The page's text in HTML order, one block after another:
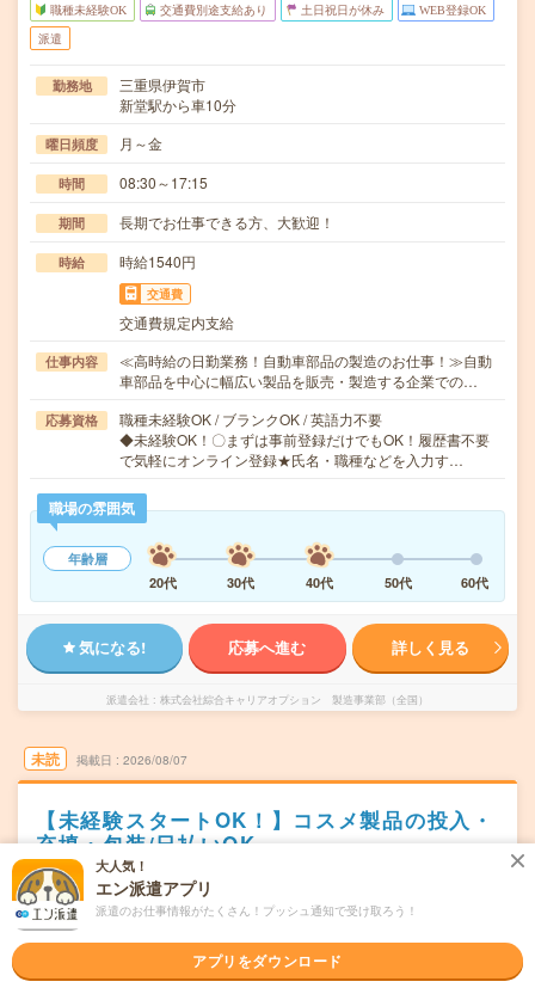
職種未経験OK 交通費別途支給あり 土日祝日が休み WEB登録OK
派遣
勤務地
三重県伊賀市
新堂駅から車10分
曜日頻度 月～金
時間 08:30～17:15
期間 長期でお仕事できる方、大歓迎！
時給 時給1540円
交通費
交通費規定内支給
仕事内容
≪高時給の日勤業務！自動車部品の製造のお仕事！≫自動
車部品を中心に幅広い製品を販売・製造する企業での…
応募資格
職種未経験OK / ブランクOK / 英語力不要
◆未経験OK！〇まずは事前登録だけでもOK！履歴書不要
で気軽にオンライン登録★氏名・職種などを入力す…
職場の雰囲気
年齢層
20代
30代 40代 50代 60代
気になる! 応募へ進む 詳しく見る
派遣会社 株式会社綜合キャリアオプション 製造事業部（全国）
未読 掲載日 2026/08/07
【未経験スタートOK！】コスメ製品の投入・
充填・包装/日払いOK
職種未経験OK 交通費別途支給あり
派遣
三重県伊賀市
市部駅から車10分
大人気！
エン派遣アプリ
派遣のお仕事情報がたくさん！プッシュ通知で受け取ろう！
アプリをダウンロード